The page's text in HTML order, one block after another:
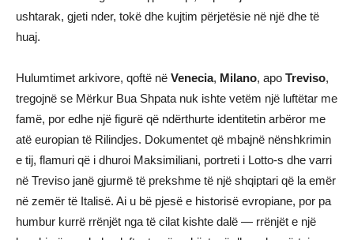
ushtarak, gjeti nder, tokë dhe kujtim përjetësie në një dhe të
huaj.
Hulumtimet arkivore, qoftë në Venecia, Milano, apo Treviso,
tregojnë se Mërkur Bua Shpata nuk ishte vetëm një luftëtar me
famë, por edhe një figurë që ndërthurte identitetin arbëror me
atë europian të Rilindjes. Dokumentet që mbajnë nënshkrimin
e tij, flamuri që i dhuroi Maksimiliani, portreti i Lotto-s dhe varri
në Treviso janë gjurmë të prekshme të një shqiptari që la emër
në zemër të Italisë. Ai u bë pjesë e historisë evropiane, por pa
humbur kurrë rrënjët nga të cilat kishte dalë — rrënjët e një